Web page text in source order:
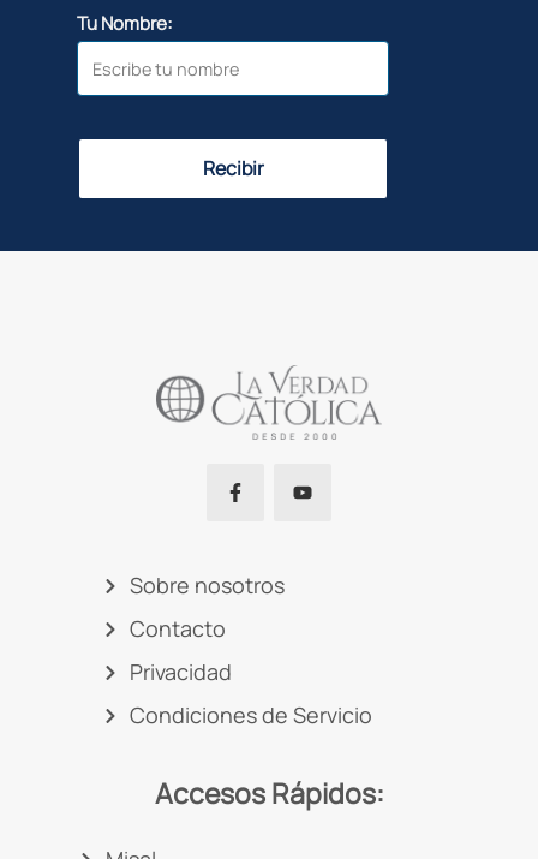
Tu Nombre:
Recibir
Sobre nosotros
Contacto
Privacidad
Condiciones de Servicio
Accesos Rápidos: